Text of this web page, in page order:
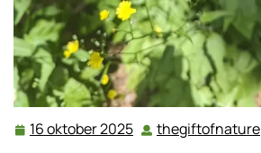
16 oktober 2025 16 thegiftofnature